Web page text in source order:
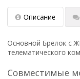
Описание
Основной Брелок с
телематического
Совместимые